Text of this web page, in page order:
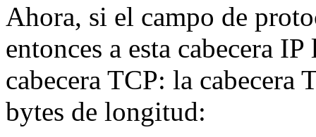
Ahora, si el campo de
entonces a esta cabecera
cabecera TCP: la cabecera
bytes de longitud: